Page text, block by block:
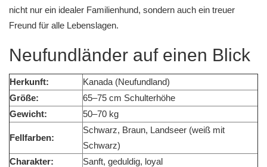
nicht nur ein idealer Familienhund, sondern auch ein treuer
Freund für alle Lebenslagen.
Neufundländer auf einen Blick
Herkunft:
Kanada (Neufundland)
Größe:
65–75 cm Schulterhöhe
Gewicht:
50–70 kg
Fellfarben:
Schwarz, Braun, Landseer (weiß mit
Schwarz)
Charakter:
Sanft, geduldig, loyal